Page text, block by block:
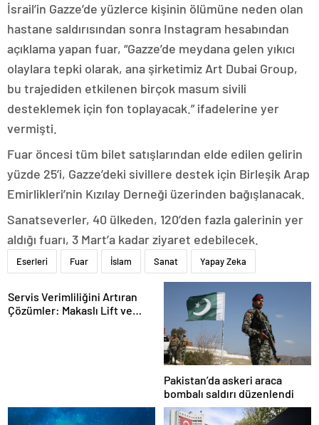
İsrail’in Gazze’de yüzlerce kişinin ölümüne neden olan
hastane saldırısından sonra Instagram hesabından
açıklama yapan fuar, “Gazze’de meydana gelen yıkıcı
olaylara tepki olarak, ana şirketimiz Art Dubai Group,
bu trajediden etkilenen birçok masum sivili
desteklemek için fon toplayacak.” ifadelerine yer
vermişti.
Fuar öncesi tüm bilet satışlarından elde edilen gelirin
yüzde 25’i, Gazze’deki sivillere destek için Birleşik Arap
Emirlikleri’nin Kızılay Derneği üzerinden bağışlanacak.
Sanatseverler, 40 ülkeden, 120’den fazla galerinin yer
aldığı fuarı, 3 Mart’a kadar ziyaret edebilecek.
Eserleri Fuar İslam Sanat Yapay Zeka
Servis Verimliliğini Artıran
Çözümler: Makaslı Lift ve
Pakistan’da askeri araca
bombalı saldırı düzenlendi